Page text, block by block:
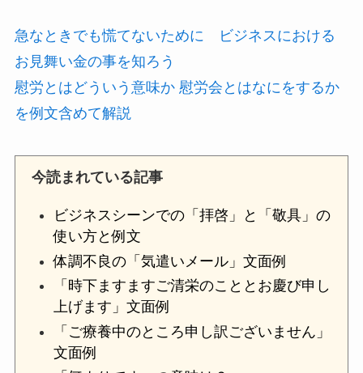
急なときでも慌てないために ビジネスにおける
お見舞い金の事を知ろう
慰労とはどういう意味か 慰労会とはなにをするか
を例文含めて解説
今読まれている記事
ビジネスシーンでの「拝啓」と「敬具」の
使い方と例文
体調不良の「気遣いメール」文面例
「時下ますますご清栄のこととお慶び申し
上げます」文面例
「ご療養中のところ申し訳ございません」
文面例